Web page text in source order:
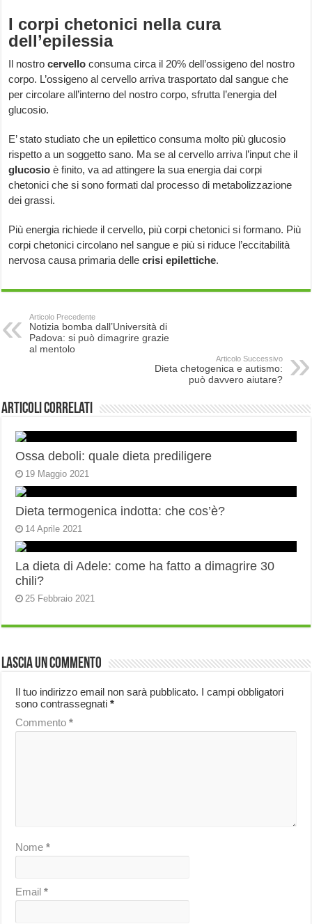
I corpi chetonici nella cura
dell’epilessia
Il nostrocervello consuma circa il 20% dell’ossigeno del nostro
corpo. L’ossigeno al cervello arriva trasportato dal sangue che
per circolare all’interno del nostro corpo, sfrutta l’energia del
glucosio.
E’ stato studiato che un epilettico consuma molto più glucosio
rispetto a un soggetto sano. Ma se al cervello arriva l’input che il
glucosio è finito, va ad attingere la sua energia dai corpi
chetonici che si sono formati dal processo di metabolizzazione
dei grassi.
Più energia richiede il cervello, più corpi chetonici si formano. Più
corpi chetonici circolano nel sangue e più si riduce l’eccitabilità
nervosa causa primaria dellecrisi epilettiche.
Articolo Precedente
Notizia bomba dall’Università di
Padova: si può dimagrire grazie
al mentolo
Articolo Successivo
Dieta chetogenica e autismo:
può davvero aiutare?
Articoli correlati
Ossa deboli: quale dieta prediligere
19 Maggio 2021
Dieta termogenica indotta: che cos’è?
14 Aprile 2021
La dieta di Adele: come ha fatto a dimagrire 30
chili?
25 Febbraio 2021
Lascia un commento
Il tuo indirizzo email non sarà pubblicato. I campi obbligatori
sono contrassegnati*
Commento*
Nome*
Email*